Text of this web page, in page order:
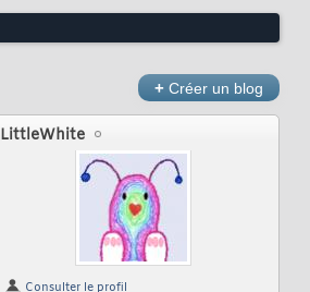
+ Créer un blog
LittleWhite
Consulter le profil